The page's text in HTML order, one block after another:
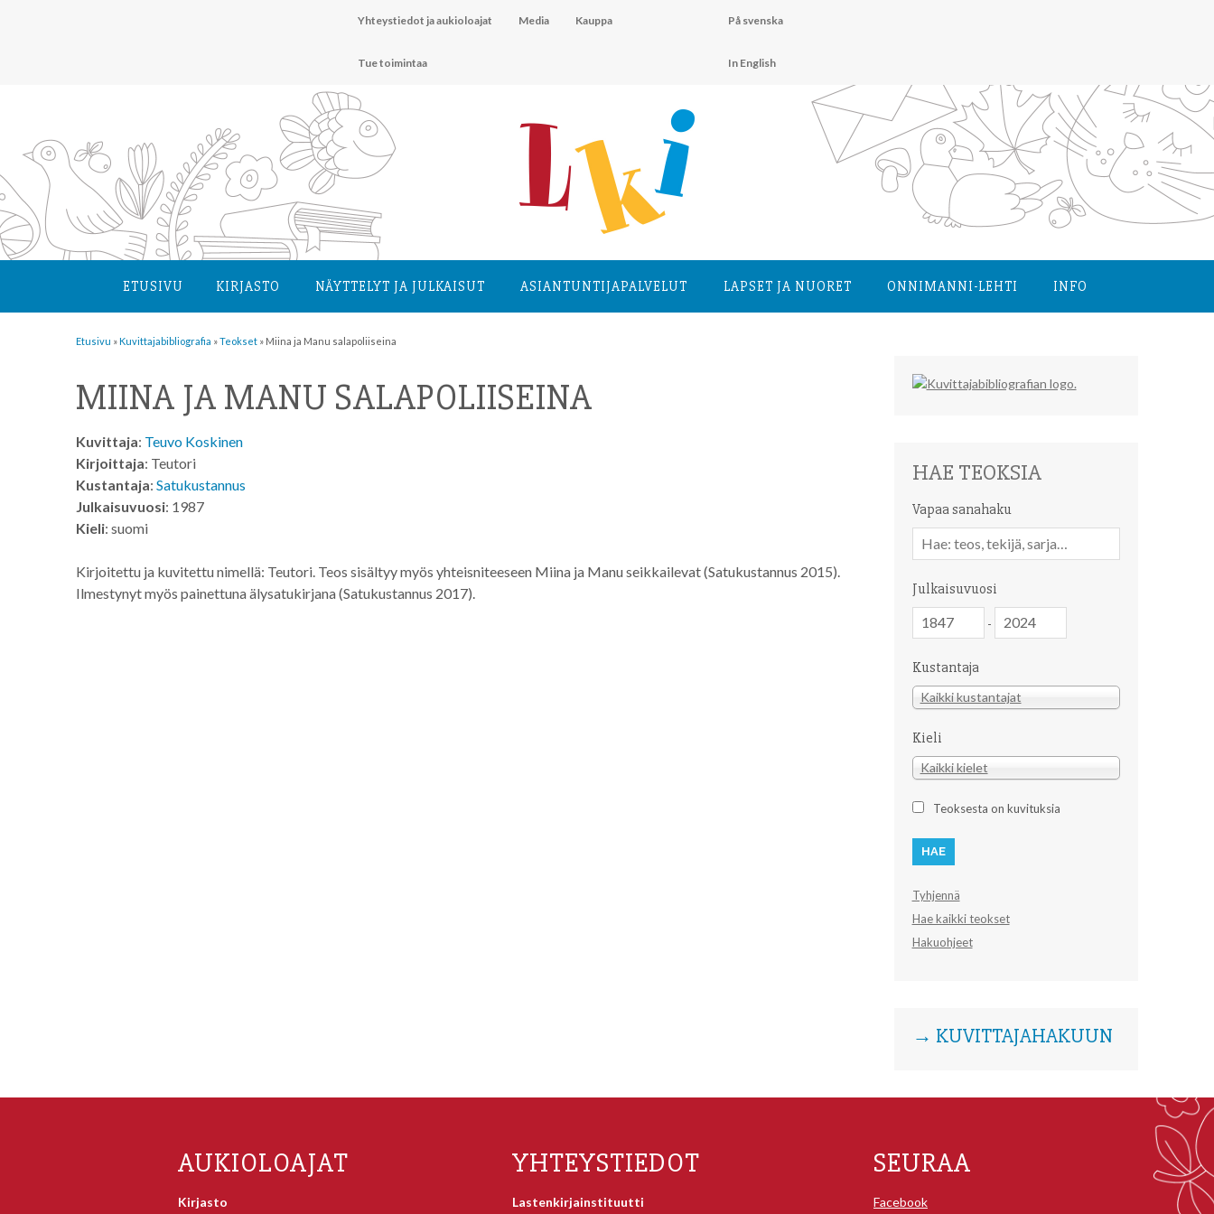
Yhteystiedot ja aukioloajat Media Kauppa
Tue toimintaa
På svenska
In English
ETUSIVU KIRJASTO NÄYTTELYT JA JULKAISUT ASIANTUNTIJA­PALVELUT LAPSET JA NUORET ONNIMANNI-LEHTI INFO
Etusivu »Kuvittaja­bibliografia »Teokset » Miina ja Manu salapoliiseina
MIINA JA MANU SALAPOLIISEINA
Kuvittaja: Teuvo Koskinen
Kirjoittaja: Teutori
Kustantaja: Satukustannus
Julkaisuvuosi: 1987
Kieli: suomi
Kirjoitettu ja kuvitettu nimellä: Teutori. Teos sisältyy myös yhteisniteeseen Miina ja Manu seikkailevat (Satukustannus 2015).
Ilmestynyt myös painettuna älysatukirjana (Satukustannus 2017).
HAE TEOKSIA
Vapaa sanahaku
sanahaku
Julkaisuvuosi
-
Kustantaja
Kustantaja
Kaikki kustantajat
Kieli
Kieli
Kaikki kielet
Teoksesta on kuvituksia
Tyhjennä
Hae kaikki teokset
Hakuohjeet
→ KUVITTAJAHAKUUN
AUKIOLOAJAT
Kirjasto
YHTEYSTIEDOT
Lastenkirjainstituutti
SEURAA
Facebook